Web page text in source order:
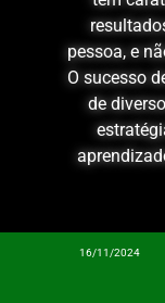
pessoa, e
O sucesso
de
16/11/2024